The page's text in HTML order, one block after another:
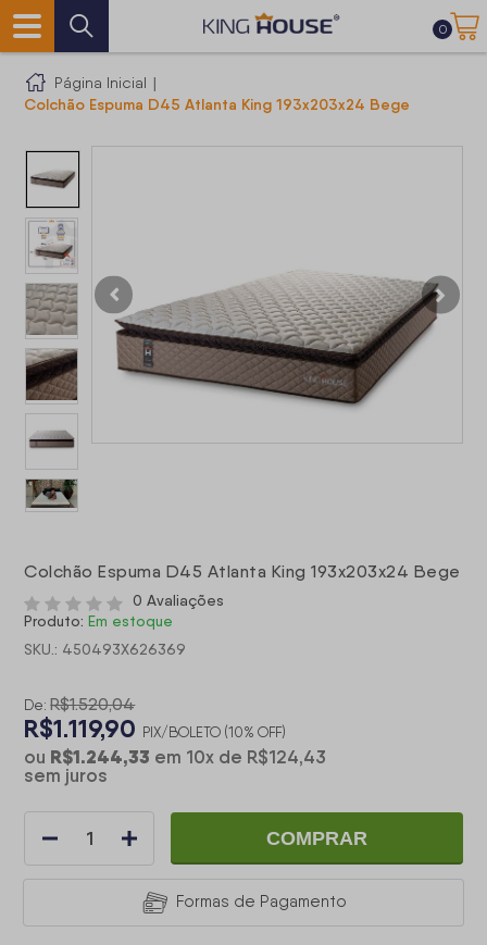
0
Página Inicial |
Colchão Espuma D45 Atlanta King 193x203x24 Bege
Colchão Espuma D45 Atlanta King 193x203x24 Bege
0 Avaliações
Produto: Em estoque
SKU.: 450493X626369
De: R$1.520,04
R$1.119,90 PIX/BOLETO (10% OFF)
ou R$1.244,33 em 10x de R$124,43
sem juros
COMPRAR
Formas de Pagamento